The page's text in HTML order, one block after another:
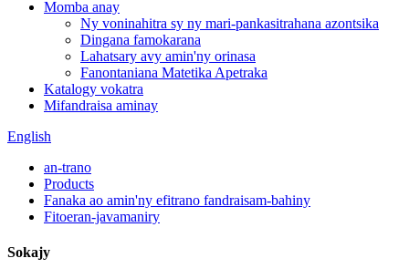
Momba anay
Ny voninahitra sy ny mari-pankasitrahana azontsika
Dingana famokarana
Lahatsary avy amin'ny orinasa
Fanontaniana Matetika Apetraka
Katalogy vokatra
Mifandraisa aminay
English
an-trano
Products
Fanaka ao amin'ny efitrano fandraisam-bahiny
Fitoeran-javamaniry
Sokajy